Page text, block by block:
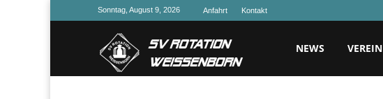
Sonntag, August 9, 2026 Anfahrt Kontakt
NEWS VEREIN